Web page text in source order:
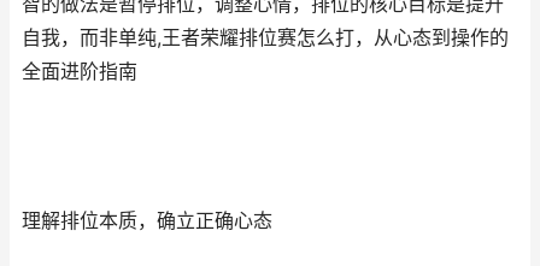
自我，而非单纯,王者荣耀排位赛怎么打，从心态到操作的
全面进阶指南
理解排位本质，确立正确心态